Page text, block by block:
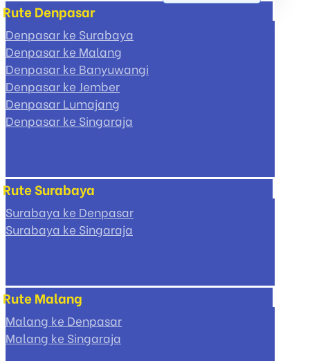
Rute Denpasar
Denpasar ke Surabaya
Denpasar ke Malang
Denpasar ke Banyuwangi
Denpasar ke Jember
Denpasar Lumajang
Denpasar ke Singaraja
Rute Surabaya
Surabaya ke Denpasar
Surabaya ke Singaraja
Rute Malang
Malang ke Denpasar
Malang ke Singaraja